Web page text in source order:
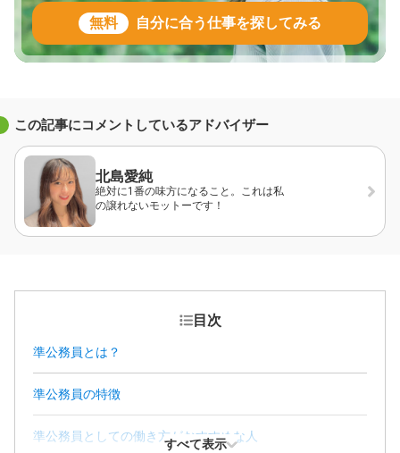
無料 自分に合う仕事を探してみる
この記事にコメントしているアドバイザー
北島愛純
絶対に1番の味方になること。これは私
の譲れないモットーです！
目次
準公務員とは？
準公務員の特徴
準公務員としての働き方がおすすめな人
すべて表示